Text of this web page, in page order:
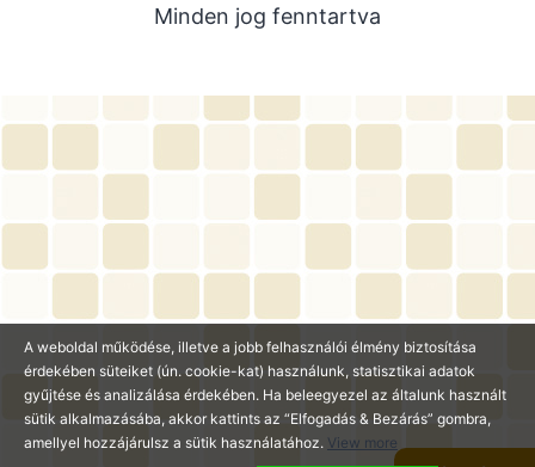
2025. június
2024. december
2024. november
2024. október
2024. július
2024. június
2024. május
Minden jog fenntartva
A weboldal működése, illetve a jobb felhasználói élmény biztosítása
érdekében süteiket (ún. cookie-kat) használunk, statisztikai adatok
gyűjtése és analizálása érdekében. Ha beleegyezel az általunk használt
sütik alkalmazásába, akkor kattints az “Elfogadás & Bezárás” gombra,
amellyel hozzájárulsz a sütik használatához. View more